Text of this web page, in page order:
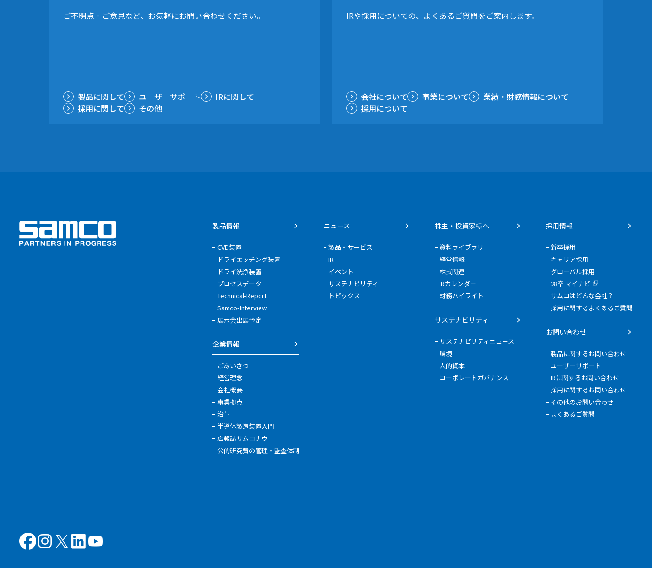
ご不明点・ご意見など、お気軽にお問い合わせください。
製品に関して ユーザーサポート
IRに関して
採用に関して
その他
IRや採用についての、よくあるご質問をご案内します。
会社について 事業について
業績・財務情報について
採用について
製品情報
CVD装置
ドライエッチング装置
ドライ洗浄装置
プロセスデータ
Technical-Report
Samco-Interview
展示会出展予定
企業情報
ごあいさつ
経営理念
会社概要
事業拠点
沿革
半導体製造装置入門
広報誌サムコナウ
公的研究費の管理・監査体制
ニュース
製品・サービス
IR
イベント
サステナビリティ
トピックス
株主・投資家様へ
資料ライブラリ
経営情報
株式関連
IRカレンダー
財務ハイライト
サステナビリティ
サステナビリティニュース
環境
人的資本
コーポレートガバナンス
採用情報
新卒採用
キャリア採用
グローバル採用
28卒 マイナビ
サムコはどんな会社？
採用に関するよくあるご質問
お問い合わせ
製品に関するお問い合わせ
ユーザーサポート
IRに関するお問い合わせ
採用に関するお問い合わせ
その他のお問い合わせ
よくあるご質問